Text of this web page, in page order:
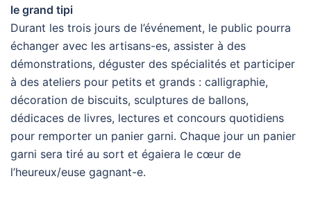
le grand tipi
Durant les trois jours de l’événement, le public pourra
échanger avec les artisans-es, assister à des
démonstrations, déguster des spécialités et participer
à des ateliers pour petits et grands : calligraphie,
décoration de biscuits, sculptures de ballons,
dédicaces de livres, lectures et concours quotidiens
pour remporter un panier garni. Chaque jour un panier
garni sera tiré au sort et égaiera le cœur de
l’heureux/euse gagnant-e.